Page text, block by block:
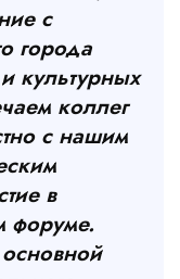
с
города
культурных
коллег
с нашим
в
форуме.